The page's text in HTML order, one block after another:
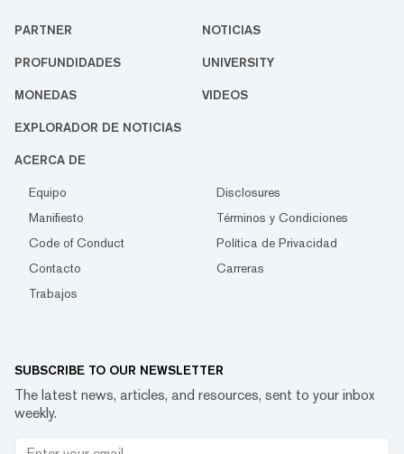
PARTNER NOTICIAS
PROFUNDIDADES UNIVERSITY
MONEDAS VIDEOS
EXPLORADOR DE NOTICIAS
ACERCA DE
Equipo
Disclosures
Manifiesto
Términos y Condiciones
Code of Conduct
Política de Privacidad
Contacto
Carreras
Trabajos
SUBSCRIBE TO OUR NEWSLETTER
The latest news, articles, and resources, sent to your inbox
weekly.